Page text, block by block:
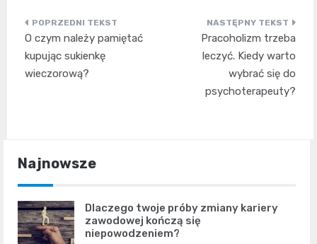
Nawigacja
wpisu
O czym należy pamiętać
kupując sukienkę
wieczorową?
Pracoholizm trzeba
leczyć. Kiedy warto
wybrać się do
psychoterapeuty?
Najnowsze
Dlaczego twoje próby zmiany kariery
zawodowej kończą się
niepowodzeniem?